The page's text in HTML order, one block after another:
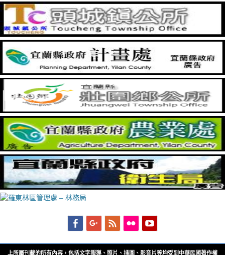
FacebookGoogleplus
Feed Flickr
上所屬刊載的所有內容，包括文字報導、照片、插圖、影音片等均受到中華民國著作權